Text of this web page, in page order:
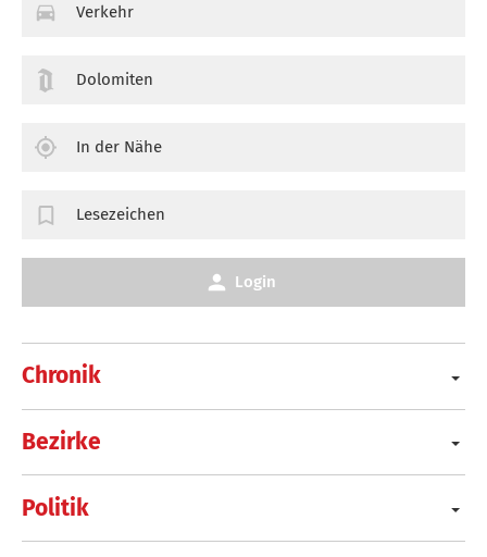
Chronik
Bezirke
Politik
Verkehr
Dolomiten
In der Nähe
Lesezeichen
Login